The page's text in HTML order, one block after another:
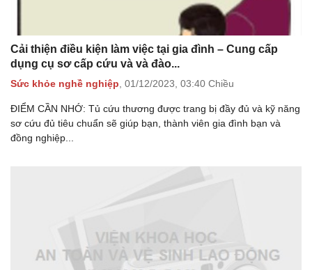
Cải thiện điều kiện làm việc tại gia đình – Cung cấp
dụng cụ sơ cấp cứu và và đào...
Sức khỏe nghề nghiệp 01/12/2023, 03:40 Chiều
ĐIỂM CẦN NHỚ: Tủ cứu thương được trang bị đầy đủ và kỹ năng
sơ cứu đủ tiêu chuẩn sẽ giúp bạn, thành viên gia đình bạn và
đồng nghiệp...